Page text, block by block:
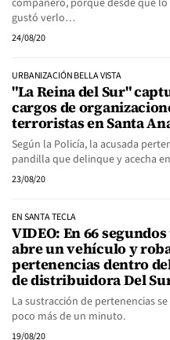
compañero, porque desde que
gustó verlo…
24/08/20
URBANIZACIÓN BELLA VISTA
"La Reina del Sur"
cargos de
terroristas en Santa
Según la Policía, la acusada
pandilla que delinque y acecha
23/08/20
EN SANTA TECLA
VIDEO: En 66
abre un vehículo y
pertenencias dentro
de distribuidora Del
La sustracción de pertenencias
poco más de un minuto.
19/08/20